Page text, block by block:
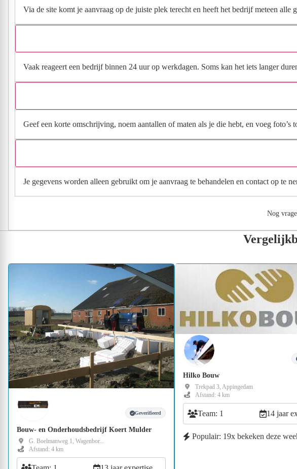
Via de site komt je aanvraag op de juiste plek terecht en heeft het bedrijf meteen
Vaak reageert een bedrijf binnen 24 uur op werkdagen. Soms kan het iets langer
Geef een korte omschrijving, noem aantallen of maten als je die hebt, en voeg
Je gegevens worden alleen gebruikt om je aanvraag te behandelen en contact op te
Nog
Geverifieerd
Bouw- en Onderhoudsbedrijf Koert Mulder
G. Boelmanweg 1, Wagenbor...
Afstand: 4 km
Hilko Bouw
Trekpad 3, Appingedam
Afstand: 4 km
Team: 1 14 jaar
Populair: 19x bekeken deze